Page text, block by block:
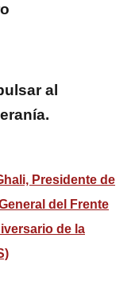
al
Presidente de
del Frente
de la